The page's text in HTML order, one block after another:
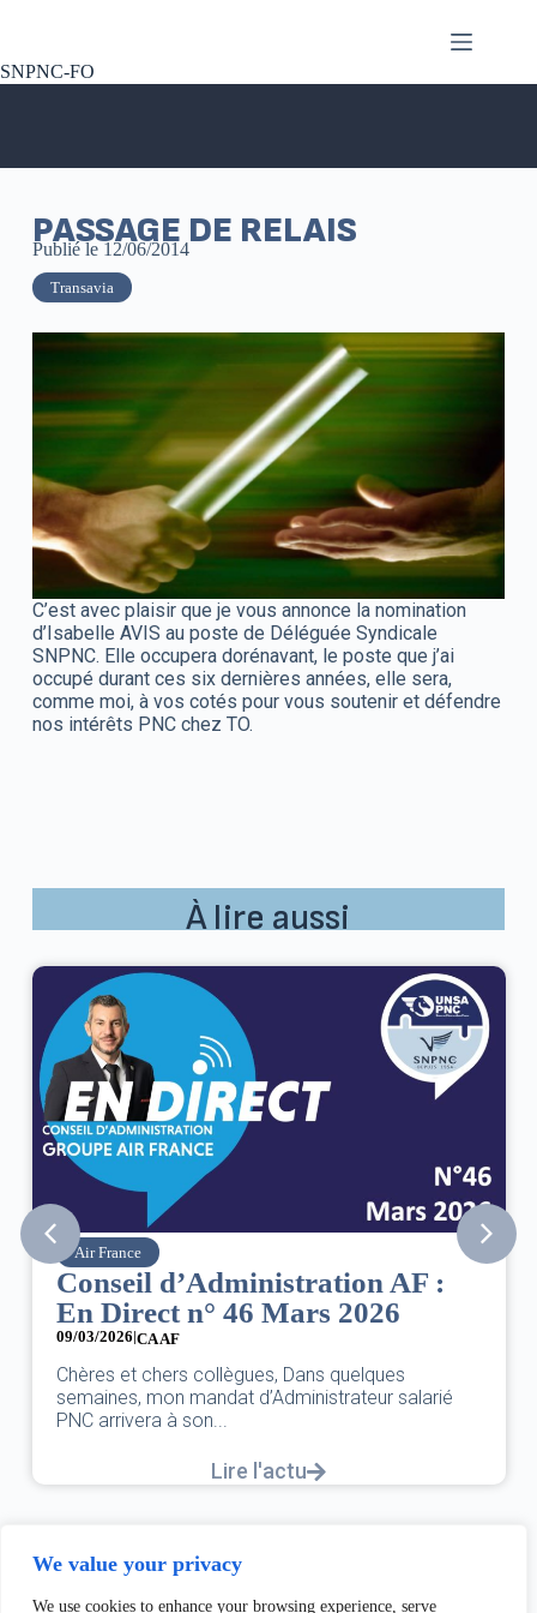
We value your privacy
We use cookies to enhance your browsing experience, serve
SNPNC-FO
PASSAGE DE RELAIS
Publié le 12/06/2014
Transavia
C’est avec plaisir que je vous annonce la nomination
d’Isabelle AVIS au poste de Déléguée Syndicale
SNPNC. Elle occupera dorénavant, le poste que j’ai
occupé durant ces six dernières années, elle sera,
comme moi, à vos cotés pour vous soutenir et défendre
nos intérêts PNC chez TO.
À lire aussi
Air France
Conseil d’Administration AF :
En Direct n° 46 Mars 2026
09/03/2026|CA AF
Chères et chers collègues, Dans quelques
semaines, mon mandat d’Administrateur salarié
PNC arrivera à son...
Lire l'actu